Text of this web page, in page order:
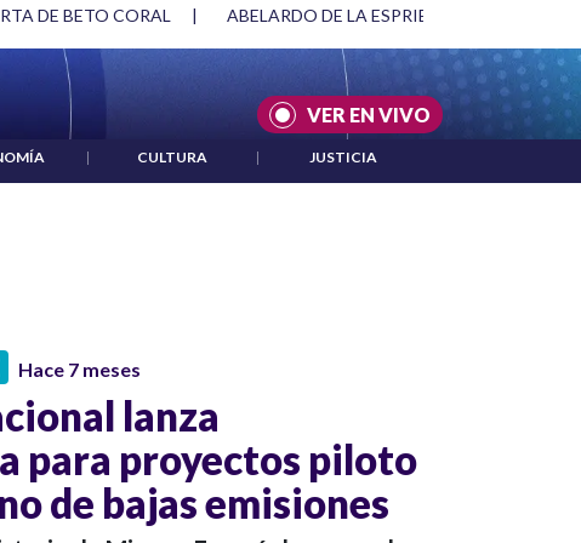
DE BETO CORAL | ABELARDO DE LA ESPRIELLA Y DMG
VER EN VIVO
| CULTURA | JUSTICIA
Hace 7 meses
lanza
para proyectos piloto
de bajas emisiones